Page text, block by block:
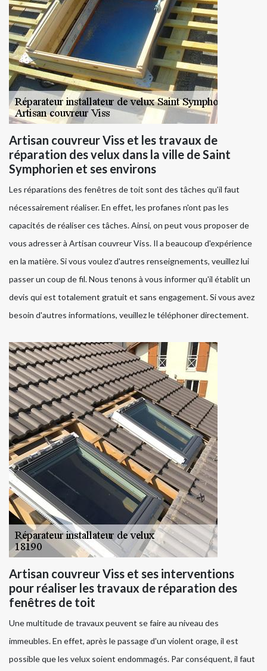
Artisan couvreur Viss et les travaux de
réparation des velux dans la ville de Saint
Symphorien et ses environs
Les réparations des fenêtres de toit sont des tâches qu'il faut
nécessairement réaliser. En effet, les profanes n'ont pas les
capacités de réaliser ces tâches. Ainsi, on peut vous proposer de
vous adresser à Artisan couvreur Viss. Il a beaucoup d'expérience
en la matière. Si vous voulez d'autres renseignements, veuillez lui
passer un coup de fil. Nous tenons à vous informer qu'il établit un
devis qui est totalement gratuit et sans engagement. Si vous avez
besoin d'autres informations, veuillez le téléphoner directement.
Artisan couvreur Viss et ses interventions
pour réaliser les travaux de réparation des
fenêtres de toit
Une multitude de travaux peuvent se faire au niveau des
immeubles. En effet, après le passage d'un violent orage, il est
possible que les velux soient endommagés. Par conséquent, il faut